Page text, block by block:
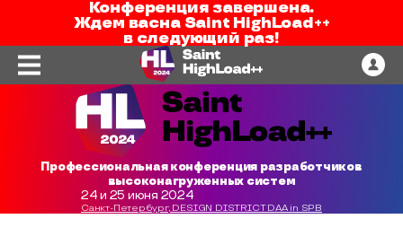
Конференция завершена.
Ждем васна Saint HighLoad++
в следующий раз!
Профессиональная конференция разработчиков
высоконагруженных систем
24 и 25 июня 2024
Санкт-Петербург, DESIGN DISTRICT DAA in SPB